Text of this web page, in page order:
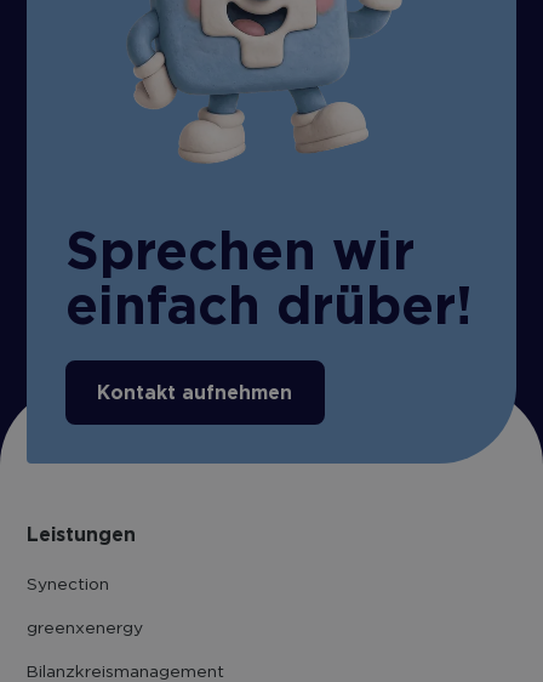
Sprechen wir
einfach drüber!
Kontakt aufnehmen
Leistungen
Synection
greenxenergy
Bilanzkreis­management